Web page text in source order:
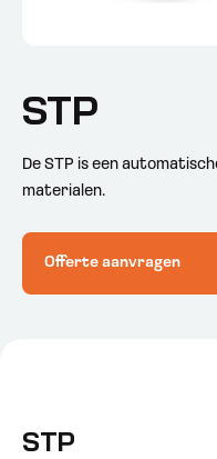
STP
De STP is een
materialen.
Offerte aanvragen
STP